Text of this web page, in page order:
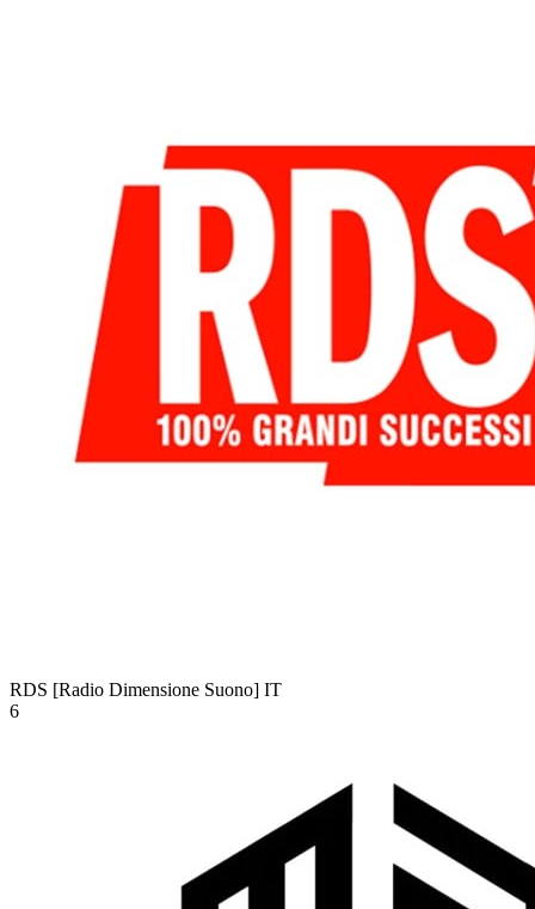
RDS [Radio Dimensione Suono] IT
6